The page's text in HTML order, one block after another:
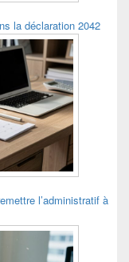
la déclaration 2042
l’administratif à